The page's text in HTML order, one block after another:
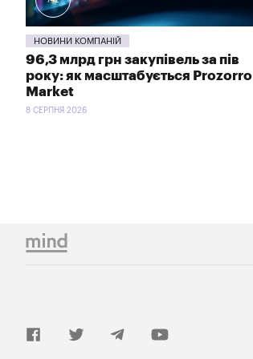
НОВИНИ КОМПАНІЙ
96,3 млрд грн закупівель за пів
року: як масштабується Prozorro
Market
8 СЕРПНЯ 2026